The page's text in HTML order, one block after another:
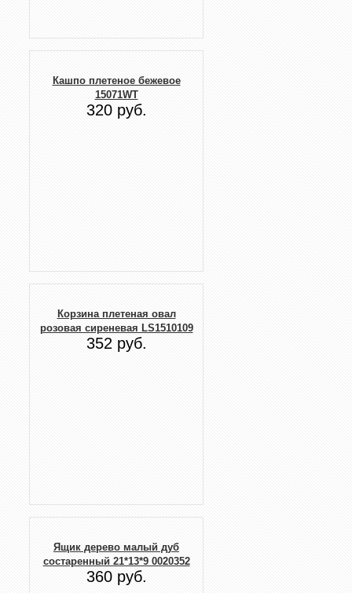
Кашпо плетеное бежевое
15071WT
320 руб.
Корзина плетеная овал
розовая сиреневая LS1510109
352 руб.
Ящик дерево малый дуб
состаренный 21*13*9 0020352
360 руб.